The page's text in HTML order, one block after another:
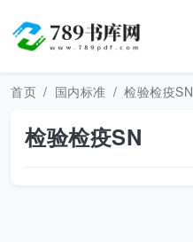
首页 国内标准 检验检疫SN
检验检疫SN